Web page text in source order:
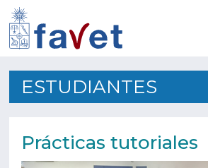
PORTADA
PREGRADO
ESTUDIANTES
Prácticas tutoriales